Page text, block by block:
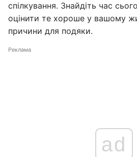
спілкування. Знайдіть час
оцінити те хороше у вашому
причини для подяки.
Реклама
ad